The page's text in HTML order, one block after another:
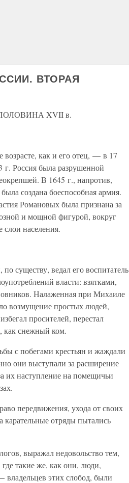
ВТОРАЯ
XVII в.
как и его отец, — в 17
г. Россия была разрушенной
В 1645 г., напротив,
создана боеспособная армия.
Романовых была признана за
и мощной фигурой, вокруг
слои населения.
существу, ведал его воспитатель
власти: взятками,
Налаженная при Михаиле
возмущение простых людей,
просителей, перестал
как снежный ком.
с побегами крестьян и жаждали
они выступали за расширение
их наступление на помещичьи
передвижения, ухода от своих
отряды пытались
выражал недовольство тем,
такие же, как они, люди,
владельцев этих слобод, были